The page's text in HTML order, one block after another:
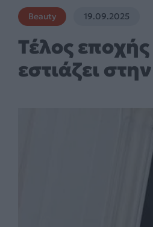
Beauty 19.09.2025
Τέλος
εστιάζει